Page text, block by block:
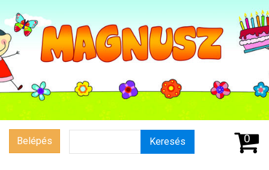
Belépés Keresés 0